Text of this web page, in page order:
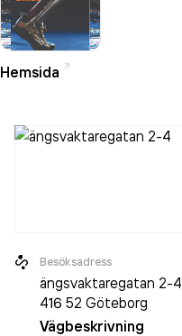
Hemsida
Besöksadress
ängsvaktaregatan 2-4
416 52 Göteborg
Vägbeskrivning